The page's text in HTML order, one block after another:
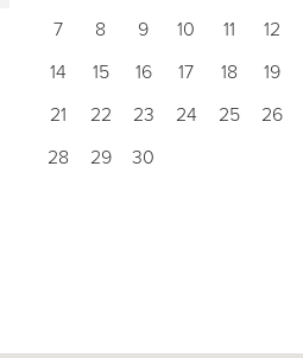
7
8 9 10 11 12
14
15 16 17 18 19
21
22 23 24 25 26
28
29 30